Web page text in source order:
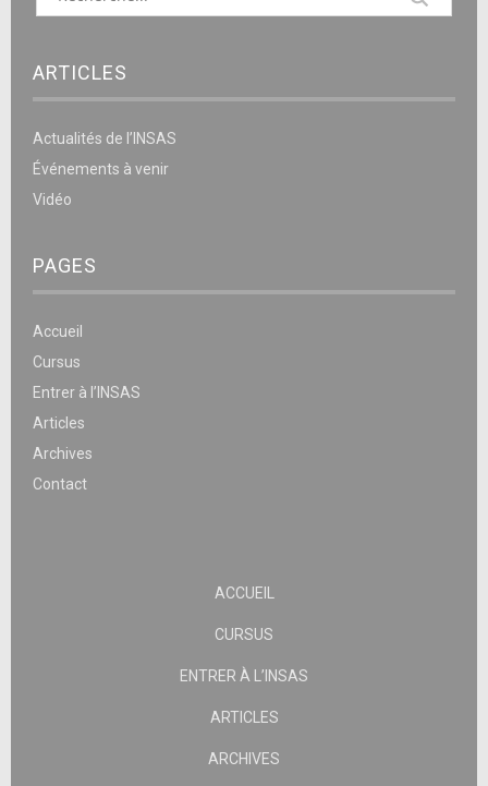
ARTICLES
Actualités de l’INSAS
Événements à venir
Vidéo
PAGES
Accueil
Cursus
Entrer à l’INSAS
Articles
Archives
Contact
ACCUEIL
CURSUS
ENTRER À L’INSAS
ARTICLES
ARCHIVES